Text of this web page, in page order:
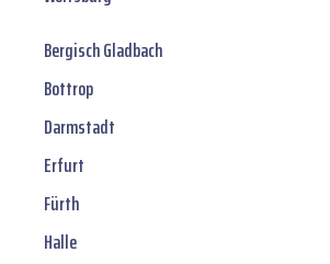
Bergisch Gladbach
Bottrop
Darmstadt
Erfurt
Fürth
Halle